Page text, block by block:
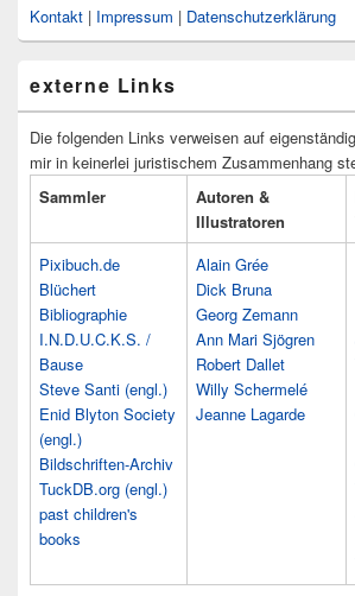
Kontakt | Impressum | Datenschutzerklärung
externe Links
Die folgenden Links verweisen auf
mir in keinerlei juristischem Zusammenhang
Sammler
Autoren &
Illustratoren
Pixibuch.de
Blüchert
Bibliographie
I.N.D.U.C.K.S. /
Bause
Steve Santi (engl.)
Enid Blyton Society
(engl.)
Bildschriften-Archiv
TuckDB.org (engl.)
past children's
books
Alain Grée
Dick Bruna
Georg Zemann
Ann Mari Sjögren
Robert Dallet
Willy Schermelé
Jeanne Lagarde